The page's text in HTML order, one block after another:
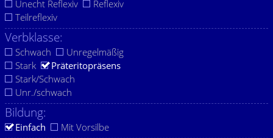
Unecht Reflexiv
Reflexiv
Teilreflexiv
Verbklasse:
Schwach
Unregelmäßig
Stark
Präteritopräsens
Stark/Schwach
Unr./schwach
Bildung:
Einfach Mit Vorsilbe